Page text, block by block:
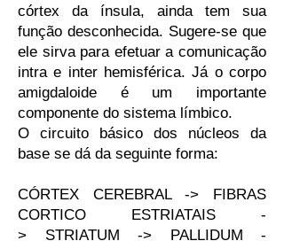
córtex da ínsula, ainda tem sua
função desconhecida. Sugere-se que
ele sirva para efetuar a comunicação
intra e inter hemisférica. Já o corpo
amigdaloide é um importante
componente do sistema límbico.
O circuito básico dos núcleos da
base se dá da seguinte forma:
CÓRTEX CEREBRAL -> FIBRAS
CORTICO ESTRIATAIS -
> STRIATUM -> PALLIDUM -